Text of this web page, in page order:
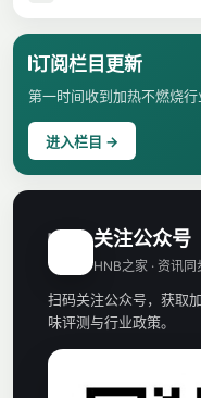
订阅栏目更新
第一时间收到加热不燃烧行
进入栏目 →
H 关注公众号
HNB之家 · 资讯
扫码关注公众号，获取
味评测与行业政策。